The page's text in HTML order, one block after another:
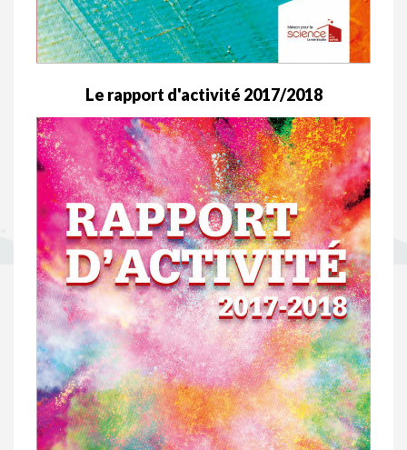
Le rapport d'activité 2017/2018